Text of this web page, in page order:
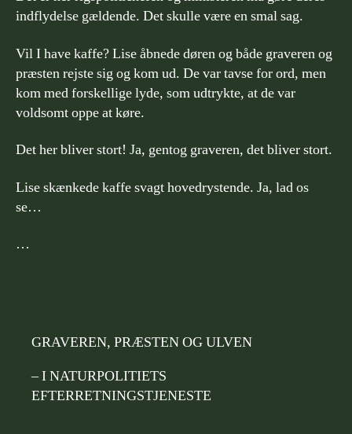
indflydelse gældende. Det skulle være en smal sag.
Vil I have kaffe? Lise åbnede døren og både graveren og
præsten rejste sig og kom ud. De var tavse for ord, men
kom med forskellige lyde, som udtrykte, at de var
voldsomt oppe at køre.
Det her bliver stort! Ja, gentog graveren, det bliver stort.
Lise skænkede kaffe svagt hovedrystende. Ja, lad os
se…
…
GRAVEREN, PRÆSTEN OG ULVEN
– I NATURPOLITIETS
EFTERRETNINGSTJENESTE